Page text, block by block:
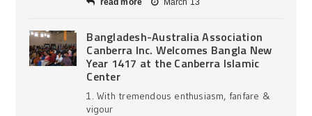
read more March 13
Bangladesh-Australia Association
Canberra Inc. Welcomes Bangla New
Year 1417 at the Canberra Islamic
Center
1. With tremendous enthusiasm, fanfare &
vigour